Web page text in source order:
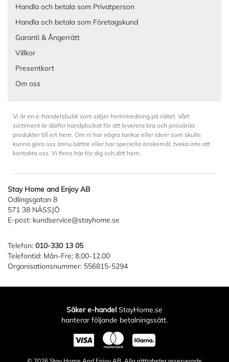
Handla och betala som Privatperson
Handla och betala som Företagskund
Garanti & Ångerrätt
Villkor
Presentkort
Om oss
Vi är en e-handelsbutik som säljer heminredning på nätet. Vårt
sortiment är därför handplockat för att leverera bra och prisvärda
produkter till ert hem. Om ni har några tankar eller ideér som skulle
kunna göra oss ännu bättre eller har speciella önskemål, tveka inte att
kontakta oss. Vi finns här för dig och ditt hem.
Stay Home and Enjoy AB
Odlingsgatan 8
571 38 NÄSSJÖ
E-post: kundservice@stayhome.se
Telefon: 010-330 13 05
Telefontid: Mån-Fre: 8.00-12.00
Organisationsnummer: 556815-5294
Säker e-handel StayHome.se
hanterar följande betalningssätt.